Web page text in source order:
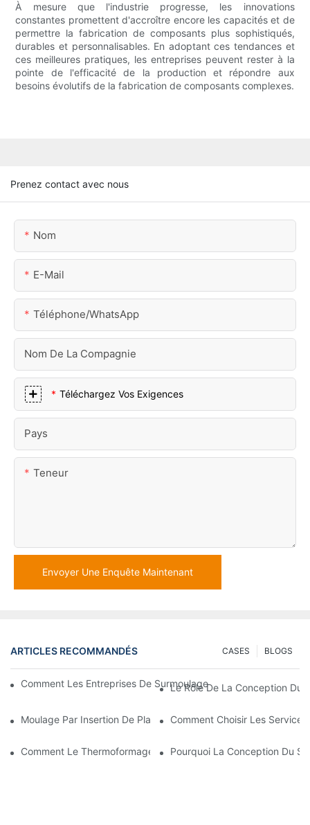
À mesure que l'industrie progresse, les innovations
constantes promettent d'accroître encore les capacités et de
permettre la fabrication de composants plus sophistiqués,
durables et personnalisables. En adoptant ces tendances et
ces meilleures pratiques, les entreprises peuvent rester à la
pointe de l'efficacité de la production et répondre aux
besoins évolutifs de la fabrication de composants complexes.
Prenez contact avec nous
Nom
E-Mail
Téléphone/WhatsApp
Nom De La Compagnie
Téléchargez Vos Exigences
Pays
Teneur
Envoyer Une Enquête Maintenant
ARTICLES RECOMMANDÉS BLOGS
CASES
Comment Les Entreprises De Surmoulage Peuvent Donner Vie
Le Rôle De La Conception Du
Moulage Par Insertion De Plastique : Comment Il Révolutionne
Comment Choisir Les
Comment Le Thermoformage Du PVC Révolutionne L'industrie
Pourquoi La Conception Du